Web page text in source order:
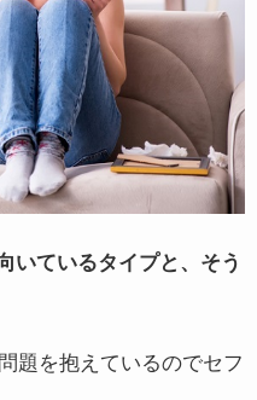
いているタイプと、そう
題を抱えているのでセフ